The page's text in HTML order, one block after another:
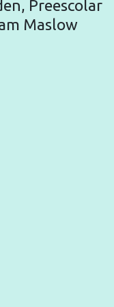
Preescolar
Maslow